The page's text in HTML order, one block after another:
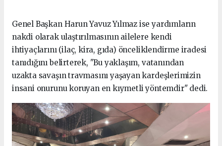
Genel Başkan Harun Yavuz Yılmaz ise yardımların
nakdi olarak ulaştırılmasının ailelere kendi
ihtiyaçlarını (ilaç, kira, gıda) önceliklendirme iradesi
tanıdığını belirterek, "Bu yaklaşım, vatanından
uzakta savaşın travmasını yaşayan kardeşlerimizin
insani onurunu koruyan en kıymetli yöntemdir" dedi.